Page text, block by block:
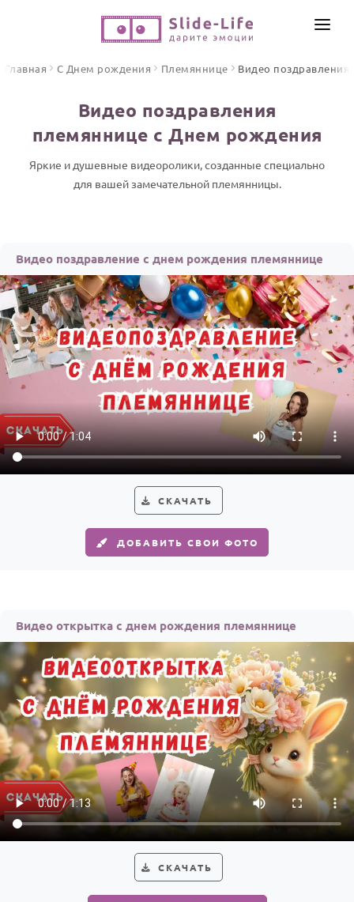
ПО ФОРМАТУ
Песни поздравления
ПРАЗДНИКИ
С Днем рождения
Юбилей
Свадьба
Годовщина свадьбы
Календарь праздников
КОМУ
Женщине
Пожелания
По именам
По годам
ИНСТРУМЕНТЫ
Главная С Днем рождения Племяннице Видео поздравления
Видео поздравления
племяннице с Днем рождения
Яркие и душевные видеоролики, созданные специально
для вашей замечательной племянницы.
Видео поздравление с днем рождения племяннице
СКАЧАТЬ
ДОБАВИТЬ СВОИ ФОТО
Видео открытка с днем рождения племяннице
СКАЧАТЬ